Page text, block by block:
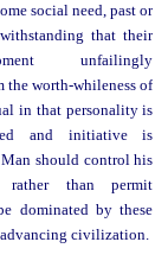
social need, past or
that their
unfailingly
the worth-whileness of
in that personality is
and initiative is
should control his
rather than permit
dominated by these
civilization.